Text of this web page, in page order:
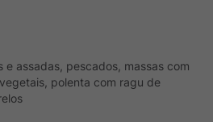
e assadas, pescados, massas com
polenta com ragu de